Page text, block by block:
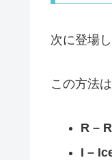
次に登場
この方法
R –
I –